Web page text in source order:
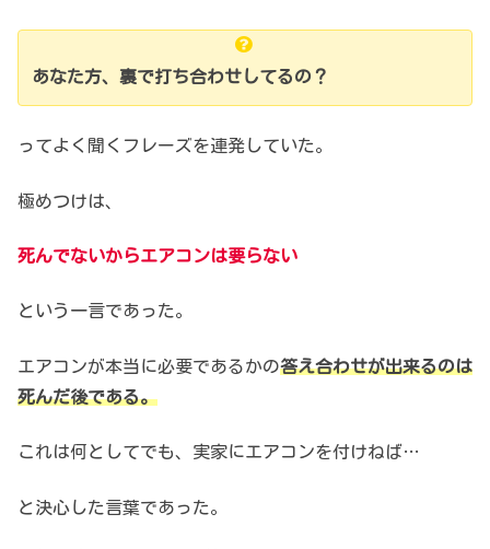
あなた方、裏で打ち合わせしてるの？
ってよく聞くフレーズを連発していた。
極めつけは、
死んでないからエアコンは要らない
という一言であった。
エアコンが本当に必要であるかの答え合わせが出来るのは
死んだ後である。
これは何としてでも、 実家にエアコンを付けねば…
と決心した言葉であった。